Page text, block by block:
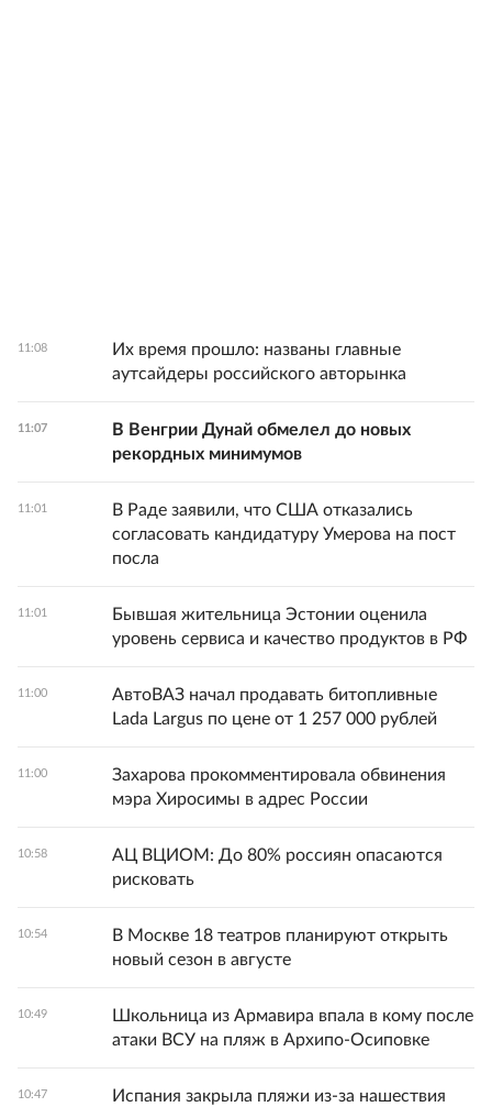
11:08
Их время прошло: названы главные
аутсайдеры российского авторынка
11:07
В Венгрии Дунай обмелел до новых
рекордных минимумов
11:01
В Раде заявили, что США отказались
согласовать кандидатуру Умерова на пост
посла
11:01
Бывшая жительница Эстонии оценила
уровень сервиса и качество продуктов в РФ
11:00
АвтоВАЗ начал продавать битопливные
Lada Largus по цене от 1 257 000 рублей
11:00
Захарова прокомментировала обвинения
мэра Хиросимы в адрес России
10:58
АЦ ВЦИОМ: До 80% россиян опасаются
рисковать
10:54
В Москве 18 театров планируют открыть
новый сезон в августе
10:49
Школьница из Армавира впала в кому после
атаки ВСУ на пляж в Архипо-Осиповке
10:47 Испания закрыла пляжи из-за нашествия